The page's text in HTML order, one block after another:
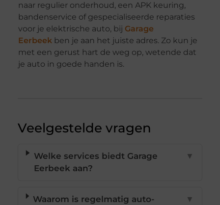
naar regulier onderhoud, een APK keuring,
bandenservice of gespecialiseerde reparaties
voor je elektrische auto, bij Garage
Eerbeekben je aan het juiste adres. Zo kun je
met een gerust hart de weg op, wetende dat
je auto in goede handen is.
Veelgestelde vragen
Welke services biedt Garage
Eerbeek aan?
▼
Waarom is regelmatig auto-
▼